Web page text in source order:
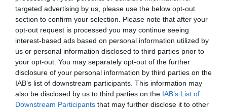
targeted advertising by us, please use the below opt-out
section to confirm your selection. Please note that after your
opt-out request is processed you may continue seeing
interest-based ads based on personal information utilized by
us or personal information disclosed to third parties prior to
your opt-out. You may separately opt-out of the further
disclosure of your personal information by third parties on the
IAB’s list of downstream participants. This information may
also be disclosed by us to third parties on the IAB’s List of
Downstream Participants that may further disclose it to other